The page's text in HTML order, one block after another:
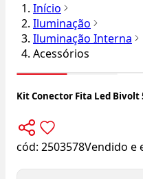
Início
Iluminação
Iluminação Interna
Acessórios
Kit Conector Fita Led
cód: 2503578Vendido e